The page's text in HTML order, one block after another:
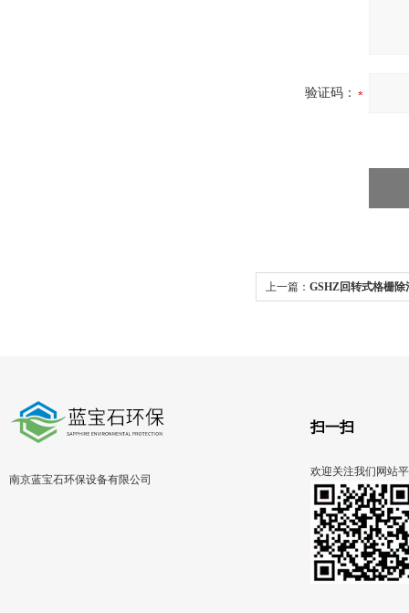
验证码：
上一篇： GSHZ回转式格栅除
南京蓝宝石环保设备有限公司
扫一扫
欢迎关注我们网站